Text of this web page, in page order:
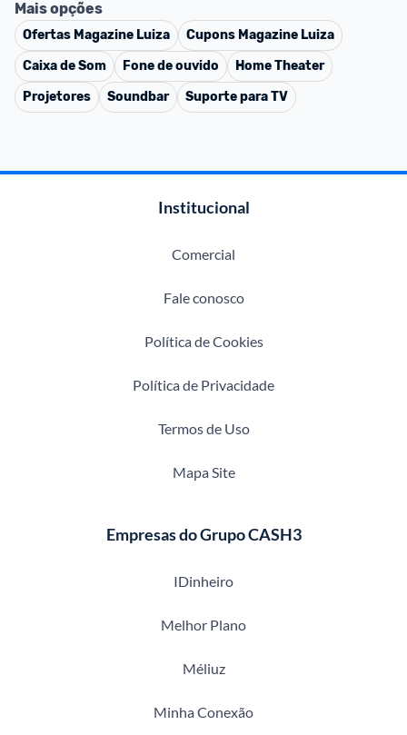
Mais opções
Ofertas Magazine Luiza Cupons Magazine Luiza
Caixa de Som
Fone de ouvido
Home Theater
Projetores
Soundbar Suporte para TV
Institucional
Comercial
Fale conosco
Política de Cookies
Política de Privacidade
Termos de Uso
Mapa Site
Empresas do Grupo CASH3
IDinheiro
Melhor Plano
Méliuz
Minha Conexão